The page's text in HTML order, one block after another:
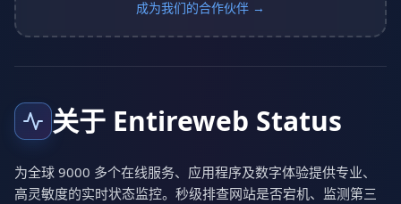
成为我们的合作伙伴 →
关于 Entireweb Status
为全球 9000 多个在线服务、应用程序及数字体验提供专业、
高灵敏度的实时状态监控。秒级排查网站是否宕机、监测第三